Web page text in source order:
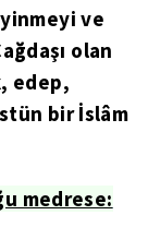
ve
olan
edep,
bir İslâm
medrese: